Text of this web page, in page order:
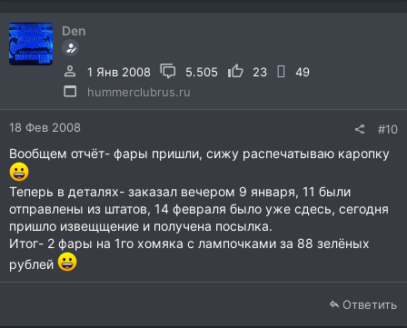
Den
1 Янв 2008 5.505 23
49
hummerclubrus.ru
18 Фев 2008 #10
Вообщем отчёт- фары пришли, сижу распечатываю каропку
Теперь в деталях- заказал вечером 9 января, 11 были
отправлены из штатов, 14 февраля было уже сдесь, сегодня
пришло извещщение и получена посылка.
Итог- 2 фары на 1го хомяка с лампочками за 88 зелёных
рублей
Ответить